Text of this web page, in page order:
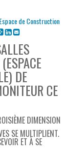
Espace de Construction
DE
CE
DIMENSION
SE MULTIPLIENT.
ET À SE